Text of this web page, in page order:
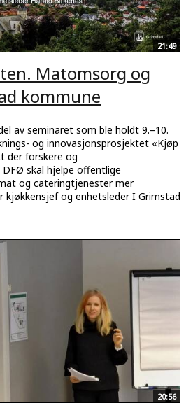
21:49
Matomsorg og
kommune
av seminaret som ble holdt 9.–10.
og innovasjonsprosjektet «Kjøp
der forskere og
DFØ skal hjelpe offentlige
og cateringtjenester mer
og enhetsleder I Grimstad
20:56